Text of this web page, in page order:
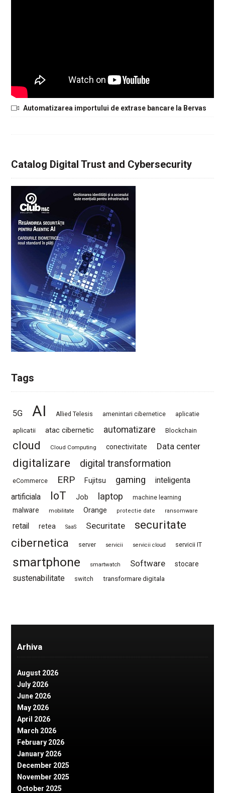
Automatizarea importului de extrase bancare la Bervas
Catalog Digital Trust and Cybersecurity
Tags
5G AI Allied Telesis amenintari cibernetice aplicatie
aplicatii atac cibernetic automatizare Blockchain
cloud Cloud Computing conectivitate Data center
digitalizare digital transformation
eCommerce ERP Fujitsu gaming
inteligenta
artificiala
IoT Job laptop machine learning
malware mobilitate Orange protectie date ransomware
retail retea SaaS Securitate
securitate
cibernetica
server servicii servicii cloud servicii IT
smartphone smartwatch Software stocare
sustenabilitate switch transformare digitala
Arhiva
August 2026
July 2026
June 2026
May 2026
April 2026
March 2026
February 2026
January 2026
December 2025
November 2025
October 2025